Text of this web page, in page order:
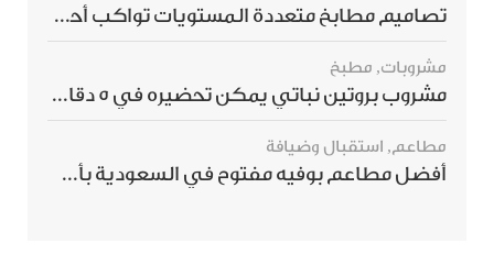
تصاميم مطابخ متعددة المستويات تواكب أحدث صيحات الديكور العالمي
مشروبات, مطبخ
مشروب بروتين نباتي يمكن تحضيره في 5 دقائق ويمنحك شعورًا بالشبع
مطاعم, استقبال وضيافة
أفضل مطاعم بوفيه مفتوح في السعودية بأسعار تناسب الجميع